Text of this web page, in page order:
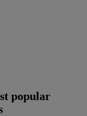
popular